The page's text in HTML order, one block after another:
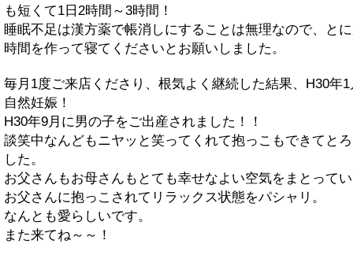
も短くて1日2時間～3時間！
睡眠不足は漢方薬で帳消しにすることは無理なので、と
時間を作って寝てくださいとお願いしました。
毎月1度ご来店くださり、根気よく継続した結果、H30年1
自然妊娠！
H30年9月に男の子をご出産されました！！
談笑中なんどもニヤッと笑ってくれて抱っこもできてと
した。
お父さんもお母さんもとても幸せなよい空気をまとって
お父さんに抱っこされてリラックス状態をパシャリ。
なんとも愛らしいです。
また来てね～～！